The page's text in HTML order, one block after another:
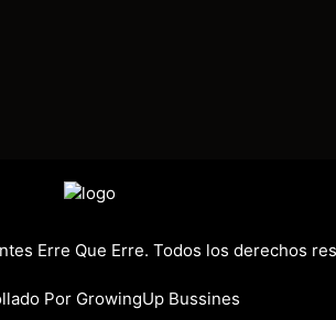
Erre Que Erre. Todos los derechos
Por GrowingUp Bussines